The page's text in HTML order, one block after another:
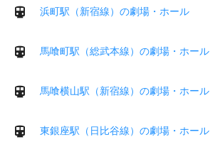
浜町駅（新宿線）の劇場・ホール
馬喰町駅（総武本線）の劇場・ホール
馬喰横山駅（新宿線）の劇場・ホール
東銀座駅（日比谷線）の劇場・ホール